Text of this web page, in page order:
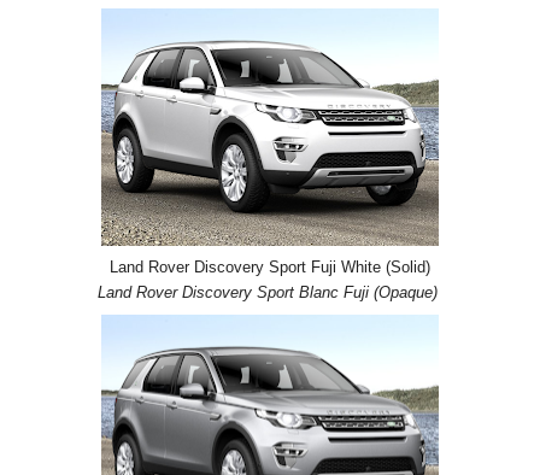
Land Rover Discovery Sport Fuji White (Solid)
Land Rover Discovery Sport Blanc Fuji (Opaque)